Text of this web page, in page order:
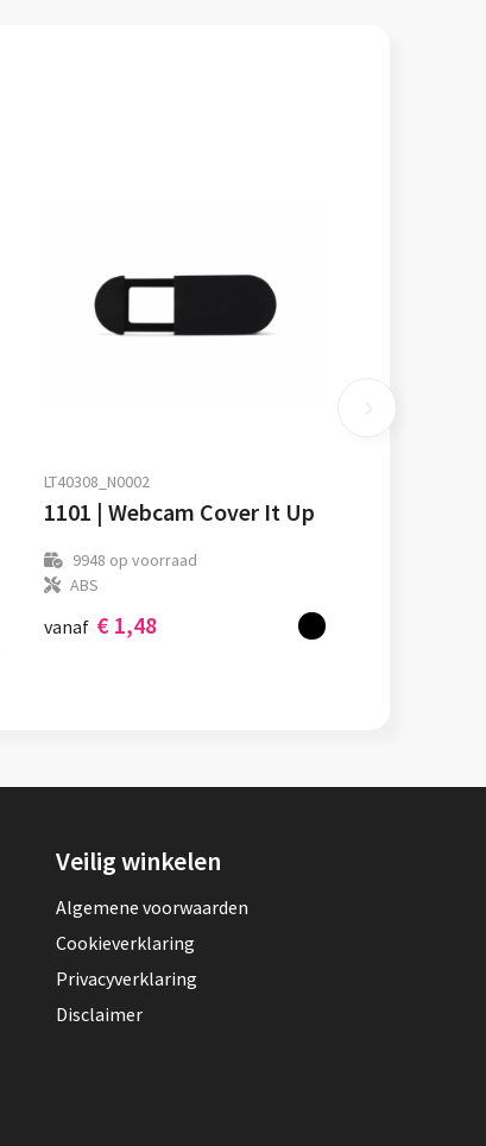
LT40308_N0002
1101 | Webcam Cover It Up
9948 op voorraad
ABS
vanaf € 1,48
Veilig winkelen
Algemene voorwaarden
Cookieverklaring
Privacyverklaring
Disclaimer